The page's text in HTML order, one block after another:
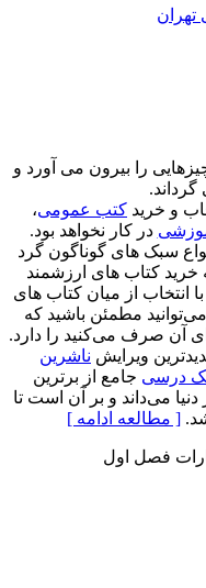
را بیرون می آورد و
گرداند.
و خرید کتب عمومی،
در کار نخواهد بود.
سبک های گوناگون گرد
خرید کتاب های ارزشمند
انتخاب از میان کتاب های
مطمئن باشید که
آن صرف می‌کنید را دارد.
ویرایش ناشرین
درسی جامع از برترین
می‌داند و بر آن است تا
[ مطالعه ادامه ]
فصل اول